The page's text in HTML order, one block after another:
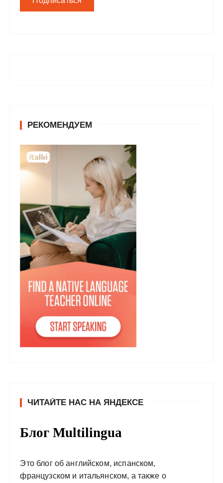
РЕКОМЕНДУЕМ
ЧИТАЙТЕ НАС НА ЯНДЕКСЕ
Блог Multilingua
Это блог об английском, испанском,
французском и итальянском, а также о